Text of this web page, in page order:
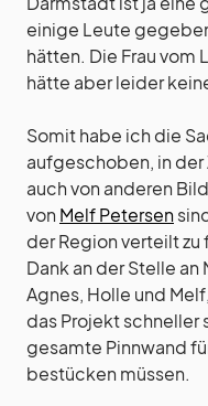
einige Leute
hätten. Die Frau vom
hätte aber leider
Somit habe ich die
aufgeschoben, in
auch von anderen
von Melf Petersen
der Region verteilt
Dank an der Stelle an
Agnes, Holle und
das Projekt schneller
gesamte Pinnwand
bestücken müssen.